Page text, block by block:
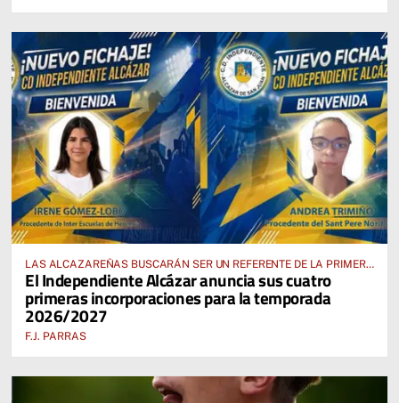
LAS ALCAZAREÑAS BUSCARÁN SER UN REFERENTE DE LA PRIMERA
AUTONÓMICA PREFERENTE FEMENINA
El Independiente Alcázar anuncia sus cuatro
primeras incorporaciones para la temporada
2026/2027
F.J. PARRAS